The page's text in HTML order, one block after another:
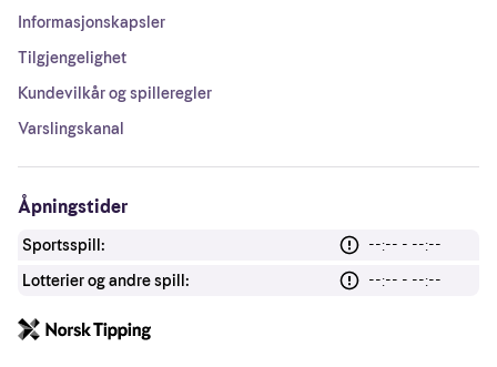
Informasjonskapsler
Tilgjengelighet
Kundevilkår og spilleregler
Varslingskanal
Åpningstider
Sportsspill:
--:-- - --:--
Lotterier og andre spill:
--:-- - --:--